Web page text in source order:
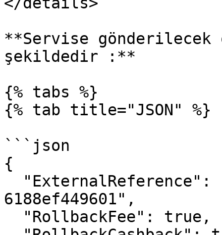
**Servise gönderilecek
şekildedir :**
{% tabs %}
{% tab title="JSON" %}
```json
{
6188ef449601",